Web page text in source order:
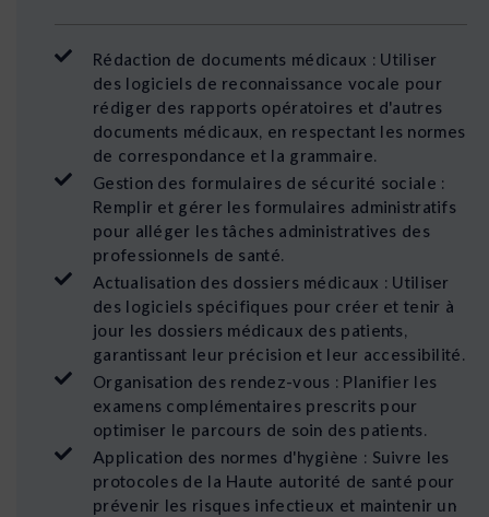
Rédaction de documents médicaux : Utiliser
des logiciels de reconnaissance vocale pour
rédiger des rapports opératoires et d'autres
documents médicaux, en respectant les normes
de correspondance et la grammaire.
Gestion des formulaires de sécurité sociale :
Remplir et gérer les formulaires administratifs
pour alléger les tâches administratives des
professionnels de santé.
Actualisation des dossiers médicaux : Utiliser
des logiciels spécifiques pour créer et tenir à
jour les dossiers médicaux des patients,
garantissant leur précision et leur accessibilité.
Organisation des rendez-vous : Planifier les
examens complémentaires prescrits pour
optimiser le parcours de soin des patients.
Application des normes d'hygiène : Suivre les
protocoles de la Haute autorité de santé pour
prévenir les risques infectieux et maintenir un